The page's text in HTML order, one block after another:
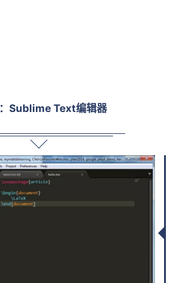
Sublime Text编辑器